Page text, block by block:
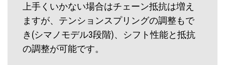
上手くいかない場合はチェーン抵抗は増え
ますが、テンションスプリングの調整もで
き(シマノモデル3段階)、シフト性能と抵抗
の調整が可能です。